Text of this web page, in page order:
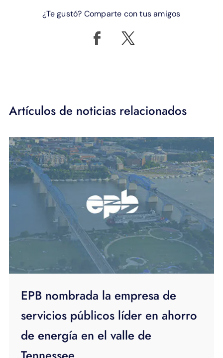
¿Te gustó? Comparte con tus amigos
Artículos de noticias relacionados
EPB nombrada la empresa de
servicios públicos líder en ahorro
de energía en el valle de